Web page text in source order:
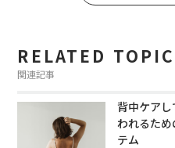
RELATED
関連記事
背中ケア
われるた
テム